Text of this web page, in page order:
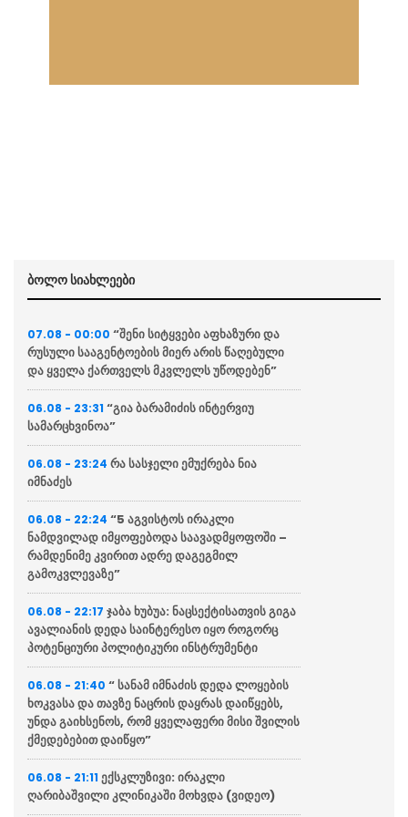
ბოლო სიახლეები
07.08 - 00:00 “შენი სიტყვები აფხაზური და
რუსული სააგენტოების მიერ არის წაღებული
და ყველა ქართველს მკვლელს უწოდებენ”
06.08 - 23:31 “გია ბარამიძის ინტერვიუ
სამარცხვინოა”
06.08 - 23:24 რა სასჯელი ემუქრება ნია
იმნაძეს
06.08 - 22:24 “5 აგვისტოს ირაკლი
ნამდვილად იმყოფებოდა საავადმყოფოში –
რამდენიმე კვირით ადრე დაგეგმილ
გამოკვლევაზე”
06.08 - 22:17 ჯაბა ხუბუა: ნაცსექტისათვის გიგა
ავალიანის დედა საინტერესო იყო როგორც
პოტენციური პოლიტიკური ინსტრუმენტი
06.08 - 21:40 “ სანამ იმნაძის დედა ლოყების
ხოკვასა და თავზე ნაცრის დაყრას დაიწყებს,
უნდა გაიხსენოს, რომ ყველაფერი მისი შვილის
ქმედებებით დაიწყო”
06.08 - 21:11 ექსკლუზივი: ირაკლი
ღარიბაშვილი კლინიკაში მოხვდა (ვიდეო)